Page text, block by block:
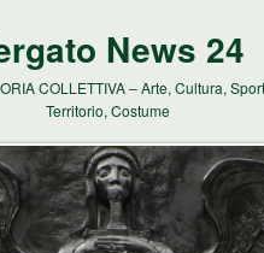
News 24
COLLETTIVA – Arte, Cultura,
Territorio, Costume